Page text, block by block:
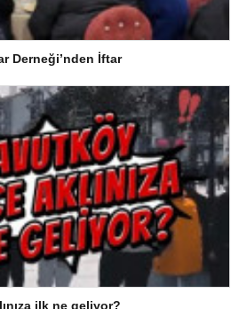
Derneği’nden İftar
ilk ne geliyor?